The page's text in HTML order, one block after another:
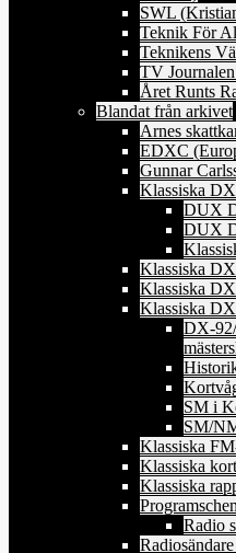
SWL
Teknik För
Teknikens
TV
Året Runts
Blandat från arkivet
Arnes
EDXC
Gunnar
Klassiska
DUX
DUX
Klassiska
Klassiska
Klassiska
DX-
SM i
SM/
Klassiska
Klassiska
Klassiska
Radio